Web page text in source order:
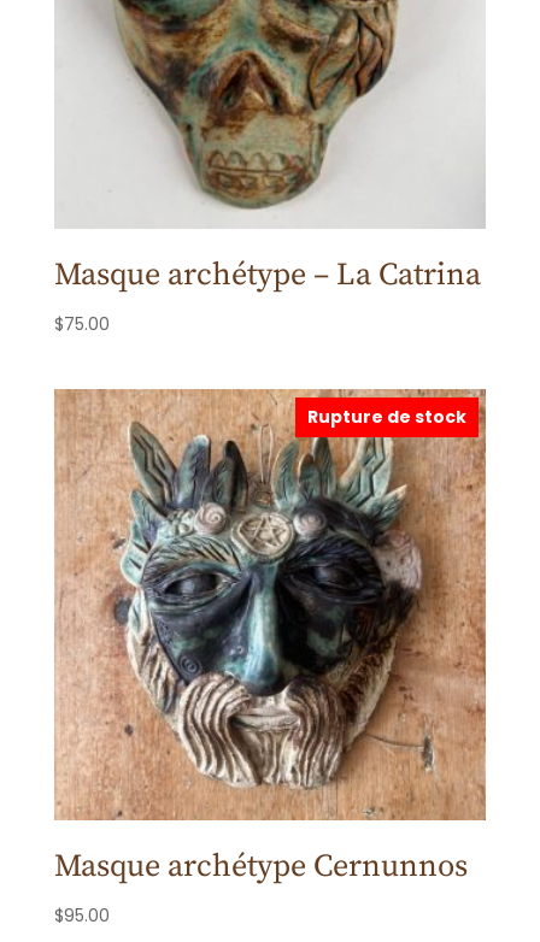
Masque archétype – La Catrina
$75.00
Rupture de stock
Masque archétype Cernunnos
$95.00